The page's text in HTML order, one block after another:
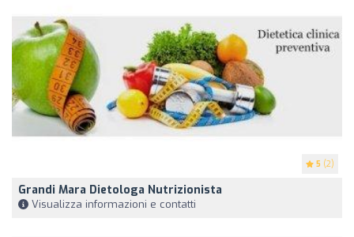
5 (2)
Grandi Mara Dietologa Nutrizionista
Visualizza informazioni e contatti